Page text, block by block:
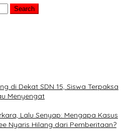
di Dekat SDN 15, Siswa Terpaksa
Menyengat
Lalu Senyap: Mengapa Kasus
Nyaris Hilang dari Pemberitaan?